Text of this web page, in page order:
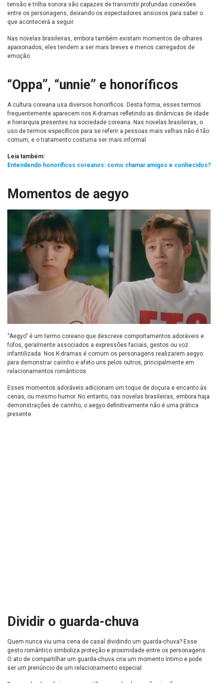
tensão e trilha sonora são capazes de transmitir profundas conexões
entre os personagens, deixando os espectadores ansiosos para saber o
que acontecerá a seguir.
Nas novelas brasileiras, embora também existam momentos de olhares
apaixonados, eles tendem a ser mais breves e menos carregados de
emoção.
“Oppa”, “unnie” e honoríficos
A cultura coreana usa diversos honoríficos. Desta forma, esses termos
frequentemente aparecem nos K-dramas refletindo as dinâmicas de idade
e hierarquia presentes na sociedade coreana. Nas novelas brasileiras, o
uso de termos específicos para se referir a pessoas mais velhas não é tão
comum, e o tratamento costuma ser mais informal.
Leia também:
Entendendo honoríficos coreanos: como chamar amigos e conhecidos?
Momentos de aegyo
“Aegyo” é um termo coreano que descreve comportamentos adoráveis e
fofos, geralmente associados a expressões faciais, gestos ou voz
infantilizada. Nos K-dramas é comum os personagens realizarem aegyo
para demonstrar carinho e afeto uns pelos outros, principalmente em
relacionamentos românticos.
Esses momentos adoráveis adicionam um toque de doçura e encanto às
cenas, ou mesmo humor. No entanto, nas novelas brasileiras, embora haja
demonstrações de carinho, o aegyo definitivamente não é uma prática
presente.
Dividir o guarda-chuva
Quem nunca viu uma cena de casal dividindo um guarda-chuva? Esse
gesto romântico simboliza proteção e proximidade entre os personagens.
O ato de compartilhar um guarda-chuva cria um momento íntimo e pode
ser um prenúncio de um relacionamento especial.